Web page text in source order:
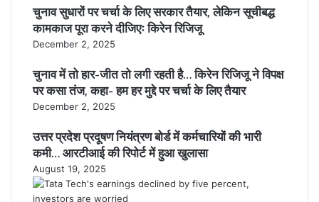
चुनाव सुधारों पर चर्चा के लिए सरकार तैयार, लेकिन सूचीबद्ध
कामकाज पूरा करने दीजिएः किरेन रिजिजू
December 2, 2025
चुनाव में तो हार-जीत तो लगी रहती है… किरेन रिजिजू ने विपक्ष
पर कसा तंज, कहा- हम हर मुद्दे पर चर्चा के लिए तैयार
December 2, 2025
उत्तर प्रदेश प्रदूषण नियंत्रण बोर्ड में कर्मचारियों की भारी
कमी… आरटीआई की रिपोर्ट में हुआ खुलासा
August 19, 2025